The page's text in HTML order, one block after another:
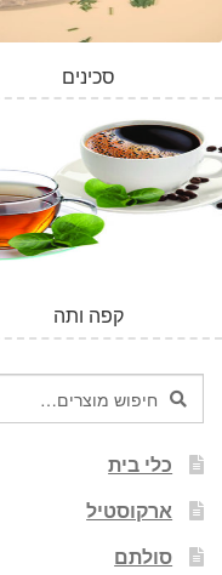
סכינים
קפה ותה
חיפוש
עבור:
חיפוש
כלי בית
ארקוסטיל
סולתם